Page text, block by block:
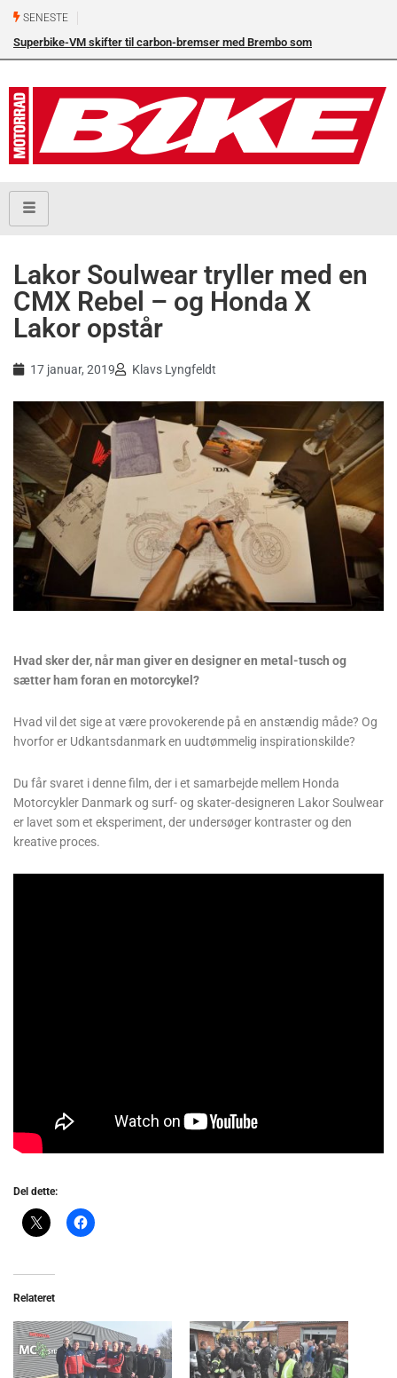
SENESTE
Superbike-VM skifter til carbon-bremser med Brembo som
Lakor Soulwear tryller med en
CMX Rebel – og Honda X
Lakor opstår
17 januar, 2019 Klavs Lyngfeldt
Hvad sker der, når man giver en designer en metal-tusch og
sætter ham foran en motorcykel?
Hvad vil det sige at være provokerende på en anstændig måde? Og
hvorfor er Udkantsdanmark en uudtømmelig inspirationskilde?
Du får svaret i denne film, der i et samarbejde mellem Honda
Motorcykler Danmark og surf- og skater-designeren Lakor Soulwear
er lavet som et eksperiment, der undersøger kontraster og den
kreative proces.
Del dette:
Relateret